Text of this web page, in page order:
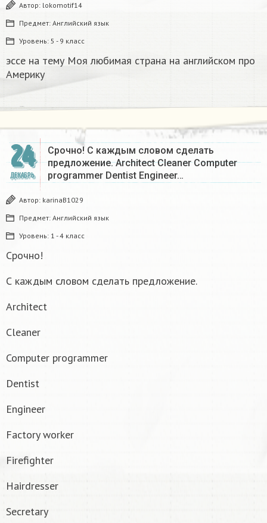
Автор: lokomotif14
Предмет: Английский язык
Уровень: 5 - 9 класс
эссе на тему Моя любимая страна на английском про
Америку​
24
ДЕКАБРЬ
Срочно! С каждым словом сделать
предложение. Architect Cleaner Computer
programmer Dentist Engineer…
Автор: karinaB1029
Предмет: Английский язык
Уровень: 1 - 4 класс
Срочно!
С каждым словом сделать предложение.
Architect
Cleaner
Computer programmer
Dentist
Engineer
Factory worker
Firefighter
Hairdresser
Secretary